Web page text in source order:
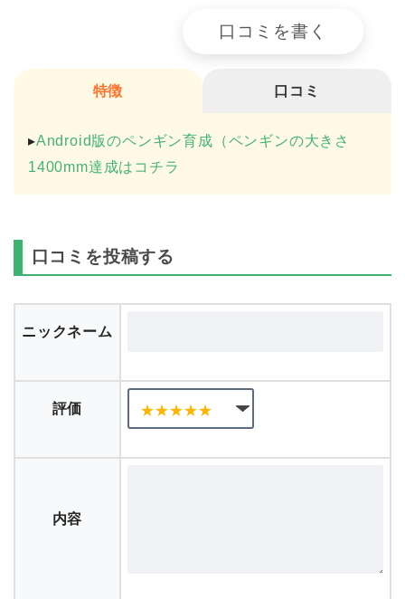
口コミを書く
特徴 口コミ
▸Android版のペンギン育成（ペンギンの大きさ
1400mm達成はコチラ
口コミを投稿する
ニックネーム
評価
内容